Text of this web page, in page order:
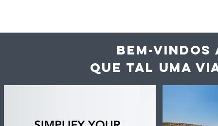
BEM-VINDOS
QUE TAL UMA